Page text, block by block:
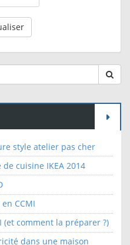
style atelier pas cher
cuisine IKEA 2014
CCMI
(et comment la préparer ?)
dans une maison